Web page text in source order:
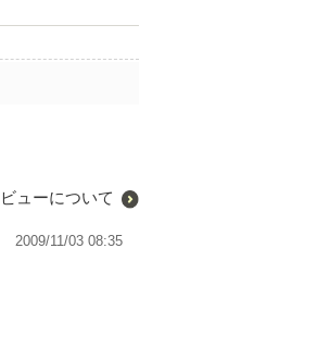
ューについて
2009/11/03 08:35